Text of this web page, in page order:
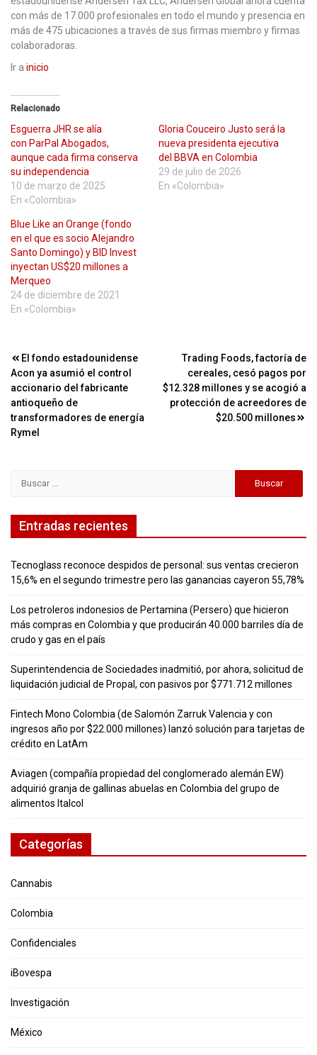
con más de 17.000 profesionales en todo el mundo y presencia en
más de 475 ubicaciones a través de sus firmas miembro y firmas
colaboradoras.
Ir a inicio
Relacionado
Esguerra JHR se alía
con ParPal Abogados,
aunque cada firma conserva
su independencia
10 de marzo de 2025
En «Colombia»
Gloria Couceiro Justo será la
nueva presidenta ejecutiva
del BBVA en Colombia
29 de julio de 2026
En «Colombia»
Blue Like an Orange (fondo
en el que es socio Alejandro
Santo Domingo) y BID Invest
inyectan US$20 millones a
Merqueo
24 de diciembre de 2021
En «Colombia»
Navegación
de
entradas
El fondo estadounidense
Acon ya asumió el control
accionario del fabricante
antioqueño de
transformadores de energía
Rymel
Trading Foods, factoría de
cereales, cesó pagos por
$12.328 millones y se acogió a
protección de acreedores de
$20.500 millones
Entradas recientes
Tecnoglass reconoce despidos de personal: sus ventas crecieron
15,6% en el segundo trimestre pero las ganancias cayeron 55,78%
Los petroleros indonesios de Pertamina (Persero) que hicieron
más compras en Colombia y que producirán 40.000 barriles día de
crudo y gas en el país
Superintendencia de Sociedades inadmitió, por ahora, solicitud de
liquidación judicial de Propal, con pasivos por $771.712 millones
Fintech Mono Colombia (de Salomón Zarruk Valencia y con
ingresos año por $22.000 millones) lanzó solución para tarjetas de
crédito en LatAm
Aviagen (compañía propiedad del conglomerado alemán EW)
adquirió granja de gallinas abuelas en Colombia del grupo de
alimentos Italcol
Categorías
Cannabis
Colombia
Confidenciales
iBovespa
Investigación
México